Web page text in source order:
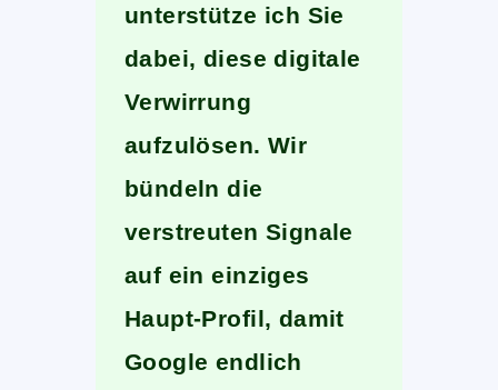
unterstütze ich Sie
dabei, diese digitale
Verwirrung
aufzulösen. Wir
bündeln die
verstreuten Signale
auf ein einziges
Haupt-Profil, damit
Google endlich